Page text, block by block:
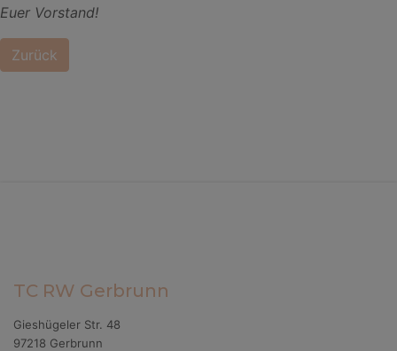
Zurück
Euer Vorstand!
TC RW Gerbrunn
Gieshügeler Str. 48
97218 Gerbrunn